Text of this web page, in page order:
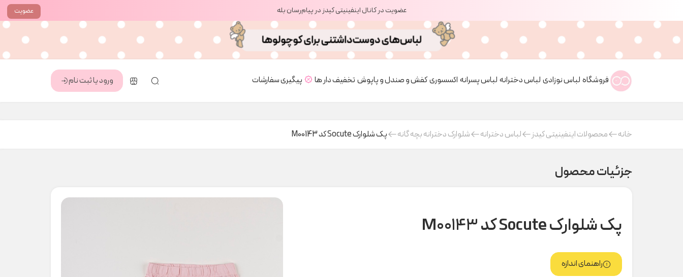
عضویت عضویت در کانال اینفینیتی کیدز در پیام‌رسان بله
فروشگاه لباس نوزادی لباس دخترانه لباس پسرانه اکسسوریکفش و صندل و پاپوش تخفیف دار ها پیگیری سفارشات ورود یا ثبت نام
خانه محصولات اینفینیتی کیدز لباس دخترانه شلوارک دخترانه بچه گانه پک شلوارک Socute کد M00143
جزئیات محصول
پک شلوارک Socute کد M00143
راهنمای اندازه